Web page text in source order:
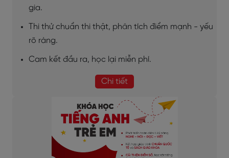
gia.
Thi thử chuẩn thi thật, phân tích điểm mạnh - yếu
rõ ràng.
Cam kết đầu ra, học lại miễn phí.
Chi tiết